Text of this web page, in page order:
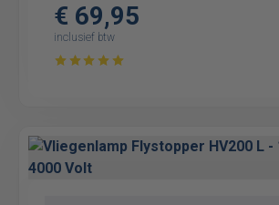
€ 69,95
inclusief btw